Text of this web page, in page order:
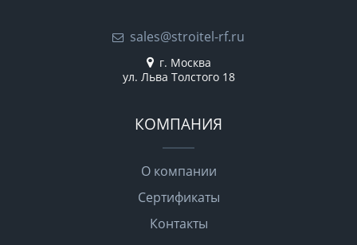
sales@stroitel-rf.ru
г. Москва
ул. Льва Толстого 18
КОМПАНИЯ
О компании
Сертификаты
Контакты